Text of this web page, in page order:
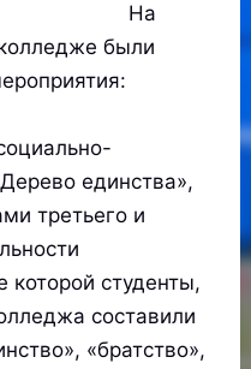
были
единства»,
третьего и
которой студенты,
составили
«братство»,